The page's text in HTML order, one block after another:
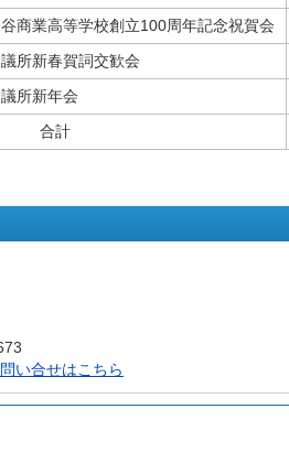
商業高等学校創立100周年記念祝賀会
所新春賀詞交歓会
所新年会
合計
い合せはこちら